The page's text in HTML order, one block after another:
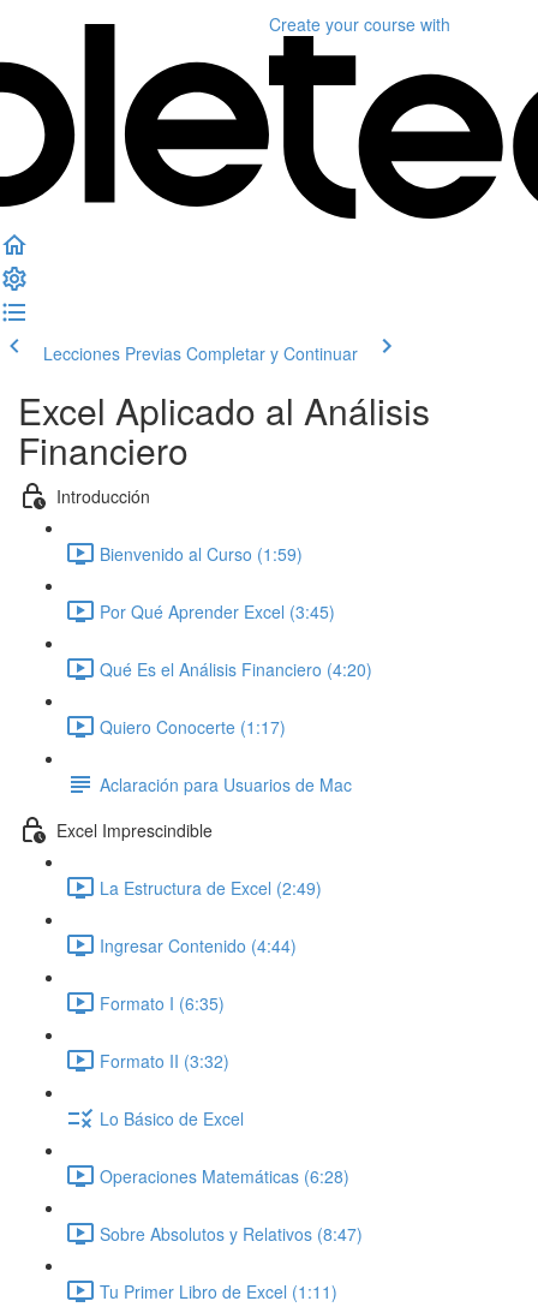
Create your course with
Lecciones Previas Completar y Continuar
Excel Aplicado al Análisis
Financiero
Introducción
Bienvenido al Curso (1:59)
Por Qué Aprender Excel (3:45)
Qué Es el Análisis Financiero (4:20)
Quiero Conocerte (1:17)
Aclaración para Usuarios de Mac
Excel Imprescindible
La Estructura de Excel (2:49)
Ingresar Contenido (4:44)
Formato I (6:35)
Formato II (3:32)
Lo Básico de Excel
Operaciones Matemáticas (6:28)
Sobre Absolutos y Relativos (8:47)
Tu Primer Libro de Excel (1:11)